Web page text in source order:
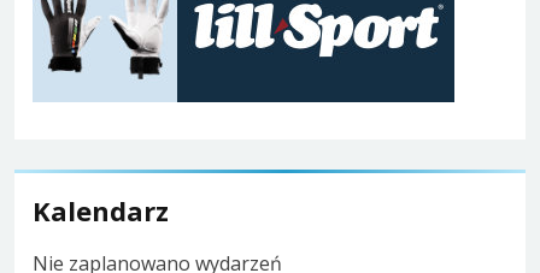
Kalendarz
Nie zaplanowano wydarzeń